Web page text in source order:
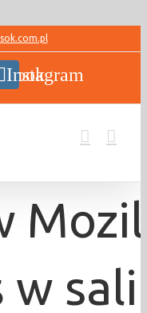
Instagram
Mozil
w sali